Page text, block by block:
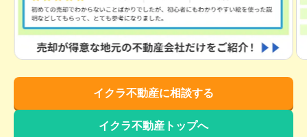
イクラ不動産に相談する
イクラ不動産トップへ